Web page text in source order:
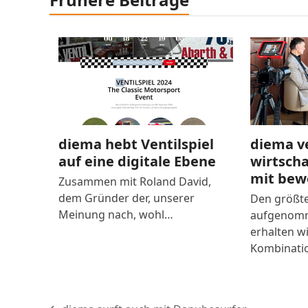
diema hebt Ventilspiel
auf eine digitale Ebene
Zusammen mit Roland David,
dem Gründer der, unserer
Meinung nach, wohl…
diema
mit
Den
erhalten